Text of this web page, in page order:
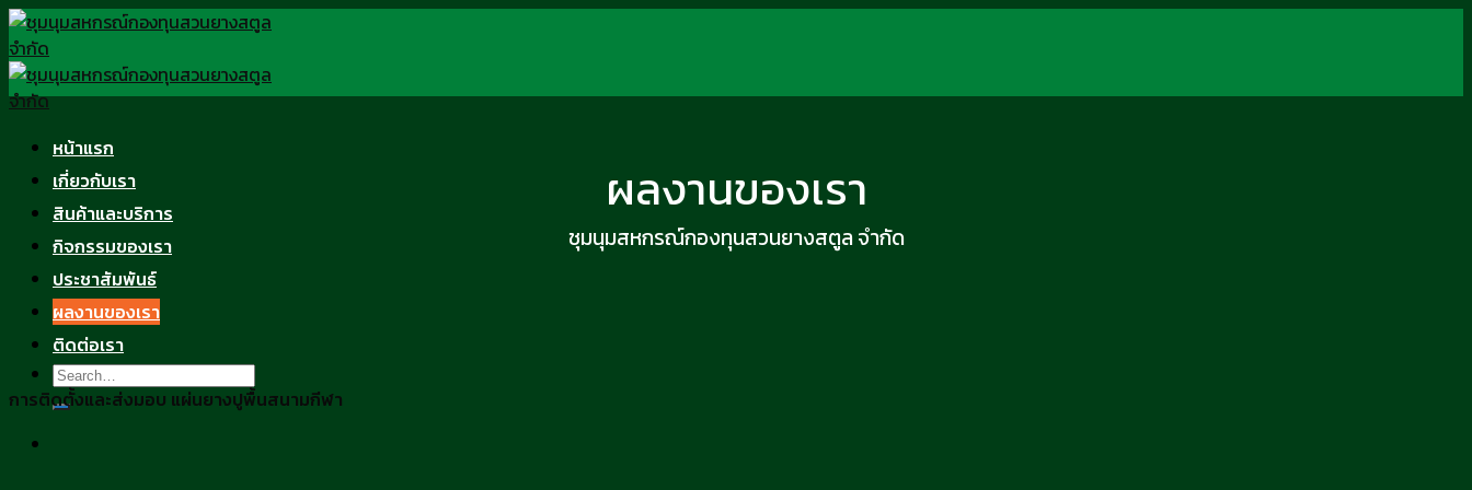
Skip
to
content
หน้าแรก
เกี่ยวกับเรา
สินค้าและบริการ
กิจกรรมของเรา
ประชาสัมพันธ์
ผลงานของเรา
ติดต่อเรา
ผลงานของเรา
ชุมนุมสหกรณ์กองทุนสวนยางสตูล จำกัด
การติดตั้งและส่งมอบ แผ่นยางปูพื้นสนามกีฬา